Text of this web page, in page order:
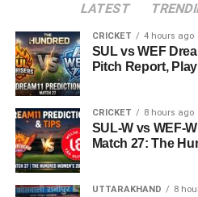
LATEST
CRICKET 4 hours ago
SUL vs WEF
Pitch Report,
CRICKET 8 hours ago
SUL-W vs WEF-
Match 27: The
UTTARAKHAND 8